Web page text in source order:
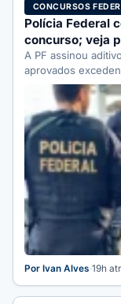
CONCURSOS
Polícia Federal
concurso; veja
A PF assinou
aprovados
Por Ivan Alves·19h